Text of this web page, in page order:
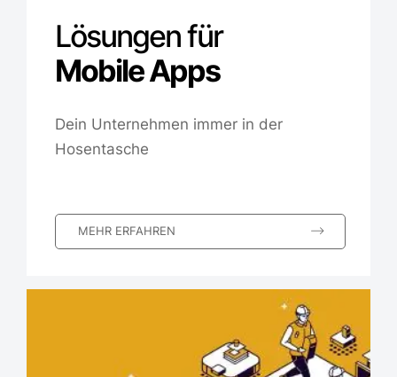
Lösungen für
Mobile Apps
Dein Unternehmen immer in der
Hosentasche
MEHR ERFAHREN